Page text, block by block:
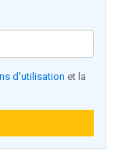
d'utilisation et la